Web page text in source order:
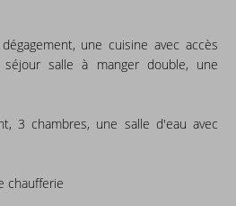
une cuisine avec accès
salle à manger double, une
3 chambres, une salle d'eau avec
chaufferie